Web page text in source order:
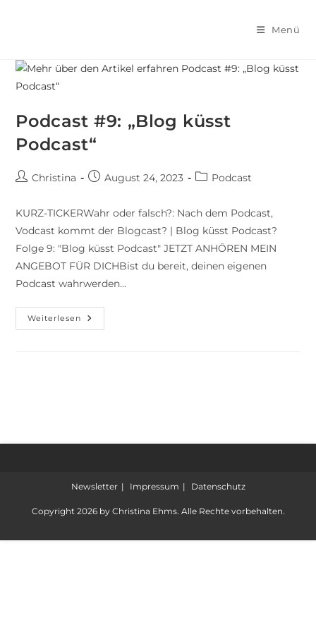
Menü
Podcast #9: „Blog küsst
Podcast“
Christina August 24, 2023 Podcast
KURZ-TICKERWahr oder falsch?: Nach dem Podcast,
Vodcast kommt der Blogcast? | Blog küsst Podcast?
Folge 9: "Blog küsst Podcast" JETZT ANHÖREN MEIN
ANGEBOT FÜR DICHBist du bereit, deinen eigenen
Podcast wahrwerden…
Weiterlesen
Newsletter Impressum Datenschutz
Copyright 2026 by Christina Ehms. Alle Rechte vorbehalten.